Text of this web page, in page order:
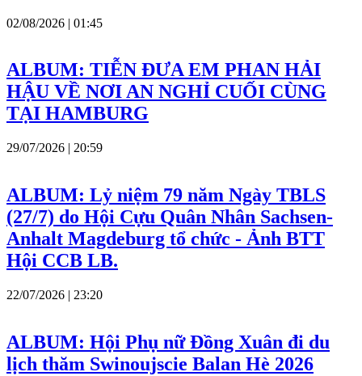
02/08/2026 | 01:45
ALBUM: TIỄN ĐƯA EM PHAN HẢI
HẬU VỀ NƠI AN NGHỈ CUỐI CÙNG
TẠI HAMBURG
29/07/2026 | 20:59
ALBUM: Lỷ niệm 79 năm Ngày TBLS
(27/7) do Hội Cựu Quân Nhân Sachsen-
Anhalt Magdeburg tổ chức - Ảnh BTT
Hội CCB LB.
22/07/2026 | 23:20
ALBUM: Hội Phụ nữ Đồng Xuân đi du
lịch thăm Swinoujscie Balan Hè 2026